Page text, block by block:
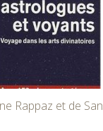
Rappaz et de